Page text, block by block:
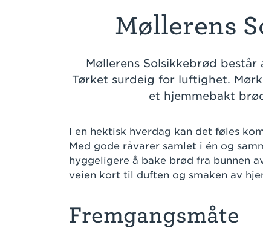
Møllerens
Møllerens Solsikkebrød
Tørket surdeig for luftighet.
et hjemmebakt
I en hektisk hverdag kan det føles
Med gode råvarer samlet i én og
hyggeligere å bake brød fra bunnen
veien kort til duften og smaken av
Fremgangsmåte